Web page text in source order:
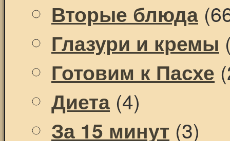
Вторые блюда
Глазури и кремы
Готовим к Пасхе
Диета (4)
За 15 минут (3)